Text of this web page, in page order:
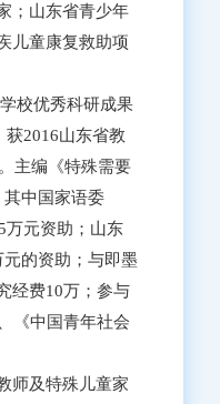
；山东省青少年
儿童康复救助项
校优秀科研成果
获2016山东省教
主编《特殊需要
其中国家语委
万元资助；山东
的资助； 与即墨
经费10万； 参与
、《中国青年社会
师及特殊儿童家